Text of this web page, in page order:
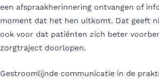
een afspraakherinnering ontvangen of
moment dat het hen uitkomt. Dat geeft
ook voor dat patiënten zich beter
zorgtraject doorlopen.
Gestroomlijnde communicatie in de